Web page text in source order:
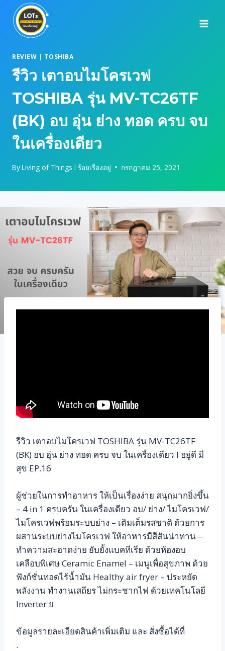
content
REVIEW | TOSHIBA
รีวิว เตาอบไมโครเวฟ
TOSHIBA รุ่น MV-TC26TF
(BK) อบ อุ่น ย่าง ทอด ครบ จบ
ในเครื่องเดียว
ByLiving of Things l ร้อยเรื่องอยู่ กรกฎาคม 25, 2021
รีวิว เตาอบไมโครเวฟ TOSHIBA รุ่น MV-TC26TF
(BK) อบ อุ่น ย่าง ทอด ครบ จบ ในเครื่องเดียว l อยู่ดี มี
สุข EP.16
ผู้ช่วยในการทำอาหาร ให้เป็นเรื่องง่าย สนุกมากยิ่งขึ้น
– 4 in 1 ครบครัน ในเครื่องเดียว อบ/ ย่าง/ ไมโครเวฟ/
ไมโครเวฟพร้อมระบบย่าง – เติมเต็มรสชาติ ด้วยการ
ผสานระบบย่างไมโครเวฟ ให้อาหารมีสีสันน่าทาน –
ทำความสะอาดง่าย ยับยั้งแบคทีเรีย ด้วยห้องอบ
เคลือบพิเศษ Ceramic Enamel – เมนูเพื่อสุขภาพ ด้วย
ฟังก์ชั่นทอดไร้น้ำมัน Healthy air fryer – ประหยัด
พลังงาน ทำงานเสถียร ไม่กระชากไฟ ด้วยเทคโนโลยี
Inverter ย
ข้อมูลรายละเอียดสินค้าเพิ่มเติม และ สั่งซื้อได้ที่
.